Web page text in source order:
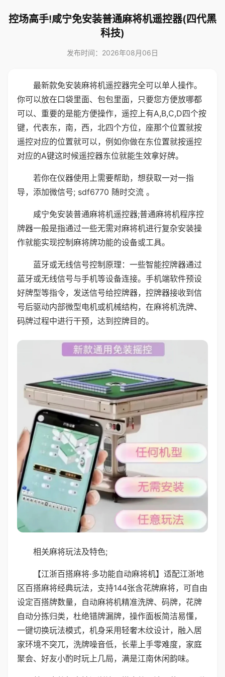
控场高手!咸宁免安装普通麻将机遥控器(四代黑
科技)
发布时间：2026年08月06日
最新款免安装麻将机遥控器完全可以单人操作。
你可以放在口袋里面、包包里面，只要您方便放哪都
可以、重要的是能方便操作，遥控上有A,B,C,D四个按
键，代表东，南，西，北四个方位，座那个位置就按
遥控对应的位置就可以，例如你做在东位置就按遥控
对应的A键这时候遥控器东位就能生效拿好牌。
若你在仪器使用上需要帮助，想获取一对一指
导，添加微信号; sdf6770 随时交流 。
咸宁免安装普通麻将机遥控器;普通麻将机程序控
牌器一般是指通过一些无需对麻将机进行复杂安装操
作就能实现控制麻将牌功能的设备或工具。
蓝牙或无线信号控制原理：一些智能控牌器通过
蓝牙或无线信号与手机等设备连接。手机端软件预设
好牌型等指令，发送信号给控牌器，控牌器接收到信
号后驱动内部微型电机或机械结构，在麻将机洗牌、
码牌过程中进行干预，达到控牌目的。
相关麻将玩法及特色;
【江浙百搭麻将·多功能自动麻将机】适配江浙地
区百搭麻将经典玩法，支持144张含花牌麻将，可自由
设定百搭牌数量，自动麻将机精准洗牌、码牌，花牌
自动分拣归类，杜绝错牌漏牌，操作面板简洁易懂，
一键切换玩法模式，机身采用轻奢木纹设计，融入居
家环境不突兀，洗牌噪音低，长辈上手零难度，家庭
聚会、好友小酌时玩上几局，满是江南休闲韵味。